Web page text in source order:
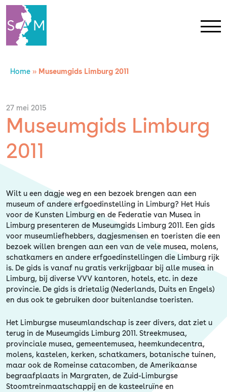
Home
Contact
SAM Limburg
Actueel
Overheid
Erfgoed
Home » Museumgids Limburg 2011
27 mei 2015
Museumgids Limburg
2011
Wilt u een dagje weg en een bezoek brengen aan een
museum of andere erfgoedinstelling in Limburg? Het Huis
voor de Kunsten Limburg en de Federatie van Musea in
Limburg presenteren de Museumgids Limburg 2011. Een gids
voor museumliefhebbers, dagjesmensen en toeristen die een
bezoek willen brengen aan een van de vele musea, molens,
schatkamers en andere erfgoedinstellingen die Limburg rijk
is. De gids is vanaf nu gratis verkrijgbaar bij alle musea in
Limburg, bij diverse VVV kantoren, hotels, etc. in deze
provincie. De gids is drietalig (Nederlands, Duits en Engels)
en dus ook te gebruiken door buitenlandse toeristen.
Het Limburgse museumlandschap is zeer divers, dat ziet u
terug in de Museumgids Limburg 2011. Streekmusea,
provinciale musea, gemeentemusea, heemkundecentra,
molens, kastelen, kerken, schatkamers, botanische tuinen,
maar ook de Romeinse catacomben, de Amerikaanse
begraafplaats in Margraten, de Zuid-Limburgse
Stoomtreinmaatschappij en de kasteelruïne en